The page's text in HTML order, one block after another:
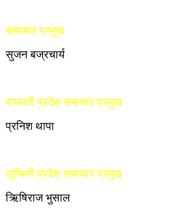
समाचार प्रमुख
सुजन बज्रचार्य
बागमती प्रदेश समाचार प्रमुख
प्रनिश थापा
लुम्बिनी प्रदेश समाचार प्रमुख
ऋिषिराज भुसाल